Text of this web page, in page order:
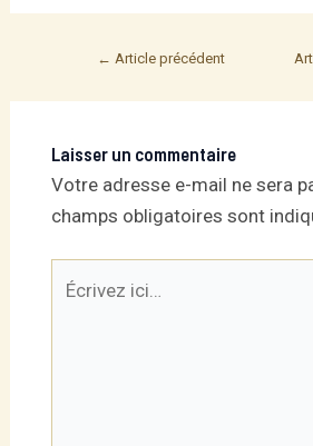
Post
← Article précédent
Laisser un commentaire
Votre adresse e-mail ne sera
champs obligatoires sont